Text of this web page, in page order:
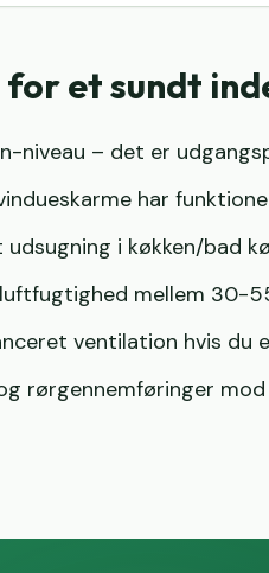
et sundt
niveau – det er
har
udsugning i køkken/bad
mellem 30-
ventilation hvis du
rørgennemføringer